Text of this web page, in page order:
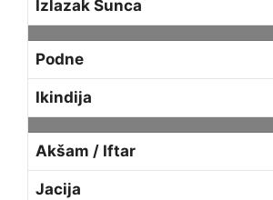
Izlazak Sunca
Podne
Ikindija
Akšam / Iftar
Jacija